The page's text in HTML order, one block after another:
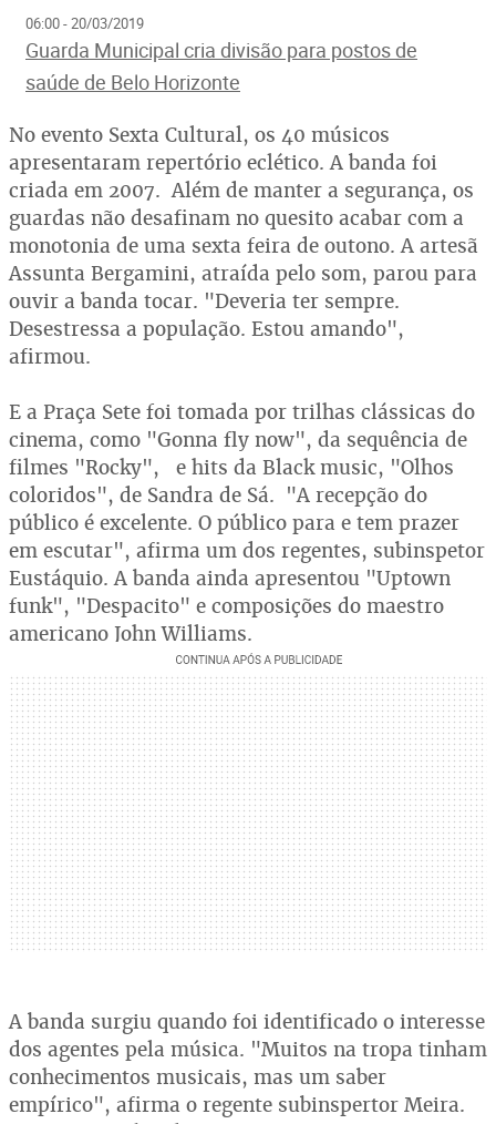
06:00 - 20/03/2019
Guarda Municipal cria divisão para postos de
saúde de Belo Horizonte
No evento Sexta Cultural, os 40 músicos
apresentaram repertório eclético. A banda foi
criada em 2007. Além de manter a segurança, os
guardas não desafinam no quesito acabar com a
monotonia de uma sexta feira de outono. A artesã
Assunta Bergamini, atraída pelo som, parou para
ouvir a banda tocar. "Deveria ter sempre.
Desestressa a população. Estou amando",
afirmou.
E a Praça Sete foi tomada por trilhas clássicas do
cinema, como "Gonna fly now", da sequência de
filmes "Rocky", e hits da Black music, "Olhos
coloridos", de Sandra de Sá. "A recepção do
público é excelente. O público para e tem prazer
em escutar", afirma um dos regentes, subinspetor
Eustáquio. A banda ainda apresentou "Uptown
funk", "Despacito" e composições do maestro
americano John Williams.
A banda surgiu quando foi identificado o interesse
dos agentes pela música. "Muitos na tropa tinham
conhecimentos musicais, mas um saber
empírico", afirma o regente subinspertor Meira.